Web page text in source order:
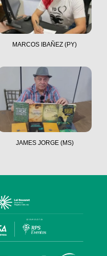
MARCOS IBAÑEZ (PY)
JAMES JORGE (MS)